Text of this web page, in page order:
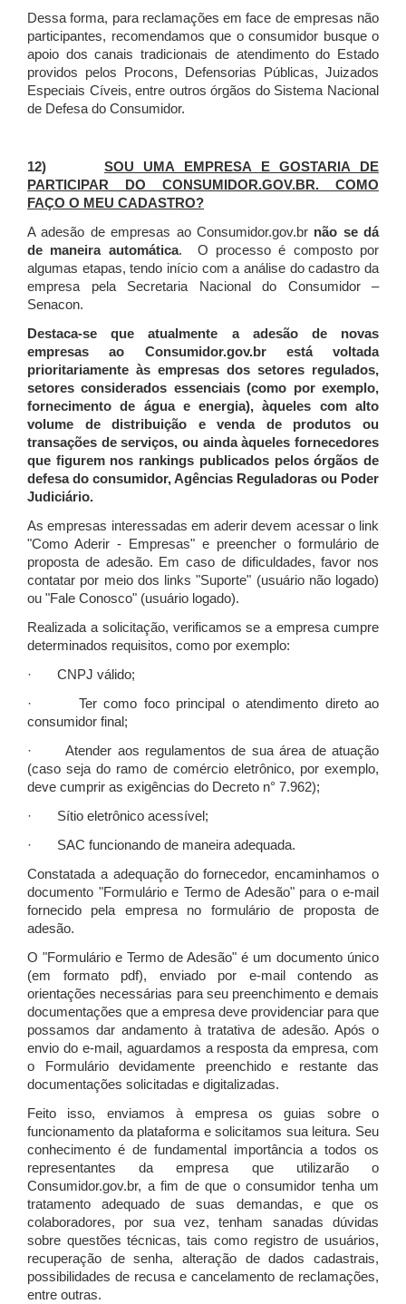
Dessa forma, para reclamações em face de empresas não
participantes, recomendamos que o consumidor busque o
apoio dos canais tradicionais de atendimento do Estado
providos pelos Procons, Defensorias Públicas, Juizados
Especiais Cíveis, entre outros órgãos do Sistema Nacional
de Defesa do Consumidor.
12) SOU UMA EMPRESA E GOSTARIA DE
PARTICIPAR DO CONSUMIDOR.GOV.BR. COMO
FAÇO O MEU CADASTRO?
A adesão de empresas ao Consumidor.gov.br não se dá
de maneira automática. O processo é composto por
algumas etapas, tendo início com a análise do cadastro da
empresa pela Secretaria Nacional do Consumidor –
Senacon.
Destaca-se que atualmente a adesão de novas
empresas ao Consumidor.gov.br está voltada
prioritariamente às empresas dos setores regulados,
setores considerados essenciais (como por exemplo,
fornecimento de água e energia), àqueles com alto
volume de distribuição e venda de produtos ou
transações de serviços, ou ainda àqueles fornecedores
que figurem nos rankings publicados pelos órgãos de
defesa do consumidor, Agências Reguladoras ou Poder
Judiciário.
As empresas interessadas em aderir devem acessar o link
"Como Aderir - Empresas" e preencher o formulário de
proposta de adesão. Em caso de dificuldades, favor nos
contatar por meio dos links "Suporte" (usuário não logado)
ou "Fale Conosco" (usuário logado).
Realizada a solicitação, verificamos se a empresa cumpre
determinados requisitos, como por exemplo:
· CNPJ válido;
· Ter como foco principal o atendimento direto ao
consumidor final;
· Atender aos regulamentos de sua área de atuação
(caso seja do ramo de comércio eletrônico, por exemplo,
deve cumprir as exigências do Decreto n° 7.962);
· Sítio eletrônico acessível;
· SAC funcionando de maneira adequada.
Constatada a adequação do fornecedor, encaminhamos o
documento "Formulário e Termo de Adesão" para o e-mail
fornecido pela empresa no formulário de proposta de
adesão.
O "Formulário e Termo de Adesão" é um documento único
(em formato pdf), enviado por e-mail contendo as
orientações necessárias para seu preenchimento e demais
documentações que a empresa deve providenciar para que
possamos dar andamento à tratativa de adesão. Após o
envio do e-mail, aguardamos a resposta da empresa, com
o Formulário devidamente preenchido e restante das
documentações solicitadas e digitalizadas.
Feito isso, enviamos à empresa os guias sobre o
funcionamento da plataforma e solicitamos sua leitura. Seu
conhecimento é de fundamental importância a todos os
representantes da empresa que utilizarão o
Consumidor.gov.br, a fim de que o consumidor tenha um
tratamento adequado de suas demandas, e que os
colaboradores, por sua vez, tenham sanadas dúvidas
sobre questões técnicas, tais como registro de usuários,
recuperação de senha, alteração de dados cadastrais,
possibilidades de recusa e cancelamento de reclamações,
entre outras.